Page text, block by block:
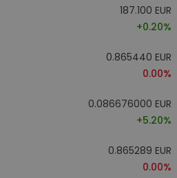
187.100 EUR
+0.20%
0.865440 EUR
0.00%
0.086676000 EUR
+5.20%
0.865289 EUR
0.00%